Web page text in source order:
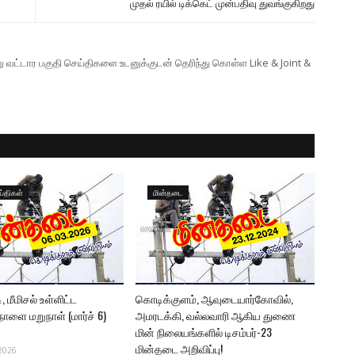
வட்டார பகுதி செய்திகளை உடனுக்குடன் தெரிந்து கொள்ள Like & Joint &
உள்ளிட்ட
மறுநாள் (மார்ச் 6)
மின்தடை
கொடிக்குளம், ஆவுடையார்கோவில்,
அமரடக்கி, வல்லவாரி ஆகிய துணை
மின் நிலையங்களில் டிசம்பர்-23
மின்தடை அறிவிப்பு!